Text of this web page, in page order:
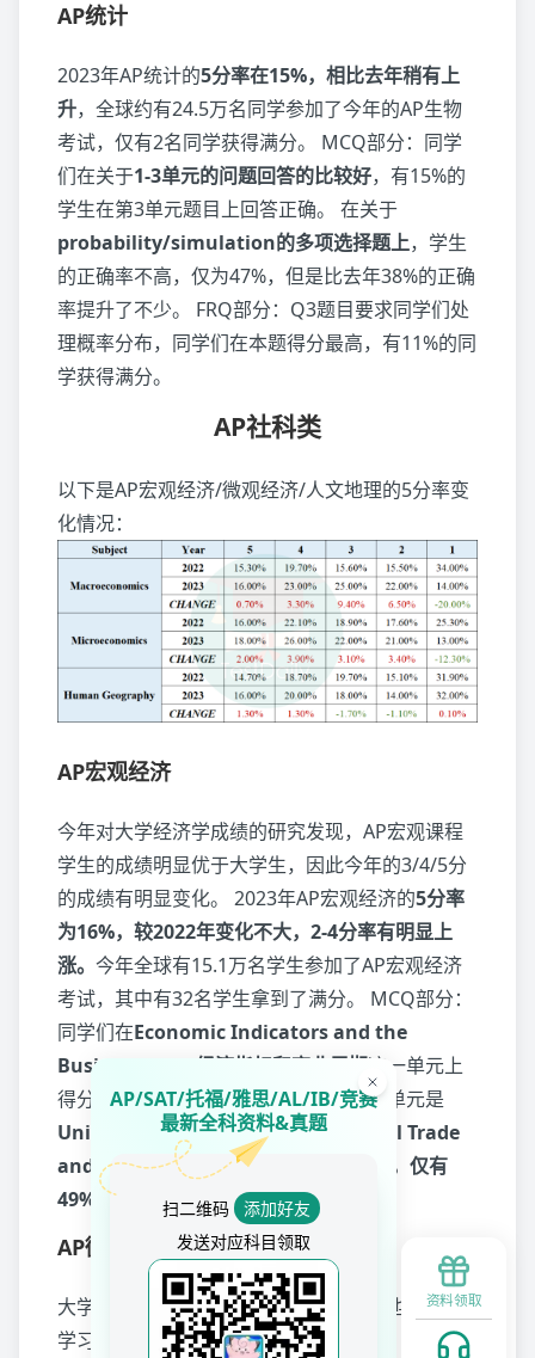
AP统计
2023年AP统计的5分率在15%，相比去年稍有上
升，全球约有24.5万名同学参加了今年的AP生物
考试，仅有2名同学获得满分。 MCQ部分：同学
们在关于1-3单元的问题回答的比较好，有15%的
学生在第3单元题目上回答正确。 在关于
probability/simulation的多项选择题上，学生
的正确率不高，仅为47%，但是比去年38%的正确
率提升了不少。 FRQ部分：Q3题目要求同学们处
理概率分布，同学们在本题得分最高，有11%的同
学获得满分。
AP社科类
以下是AP宏观经济/微观经济/人文地理的5分率变
化情况：
AP宏观经济
今年对大学经济学成绩的研究发现，AP宏观课程
学生的成绩明显优于大学生，因此今年的3/4/5分
的成绩有明显变化。 2023年AP宏观经济的5分率
为16%，较2022年变化不大，2-4分率有明显上
涨。 今年全球有15.1万名学生参加了AP宏观经济
考试，其中有32名学生拿到了满分。 MCQ部分：
同学们在Economic Indicators and the
Business Cycle经济指标和商业周期这一单元上
得分明显高于其他单元。 最具挑战性的单元是
Unit 6 Open Economy–International Trade
and Finance开放经济-国际贸易和金融，仅有
49%的正确率。
AP微观经济
大学对AP经济学生与大学生的对比研究也发现，
学习AP微观经济的学生成绩更好，因此，今年AP
资料领取
AP/SAT/托福/雅思/AL/IB/竞赛
最新全科资料&真题
扫二维码
添加好友
发送对应科目领取